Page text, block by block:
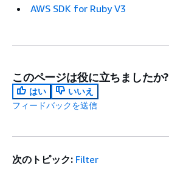
AWS SDK for Ruby V3
このページは役に立ちましたか?
はい
いいえ
フィードバックを送信
次のトピック: Filter